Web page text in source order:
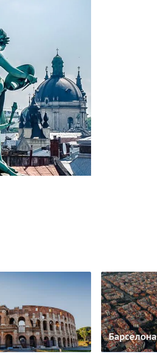
Барселона